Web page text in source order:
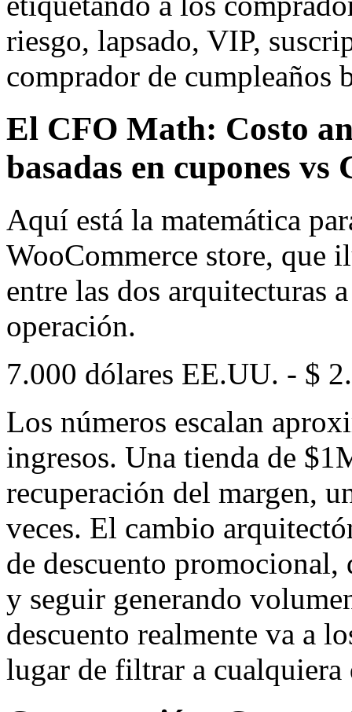
riesgo, lapsado, VIP,
comprador de cumpleaños
El CFO Math: Costo
basadas en cupones
Aquí está la matemática
WooCommerce store, que
entre las dos arquitecturas
operación.
7.000 dólares EE.UU. - $
Los números escalan
ingresos. Una tienda de
recuperación del margen,
veces. El cambio
de descuento promocional,
y seguir generando
descuento realmente va a
lugar de filtrar a cualquiera